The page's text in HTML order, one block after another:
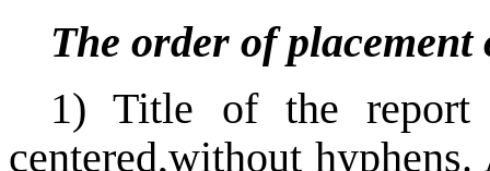
The order of
1) Title of the
centered,without